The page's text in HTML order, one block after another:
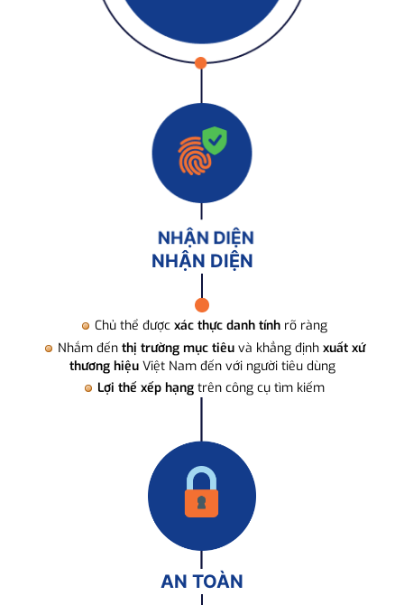
NHẬN DIỆN
Chủ thể được xác thực danh tính rõ ràng
Nhắm đến thị trường mục tiêuvà khẳng định xuất xứ
thương hiệuViệt Nam đến với người tiêu dùng
Lợi thế xếp hạng trên công cụ tìm kiếm
AN TOÀN